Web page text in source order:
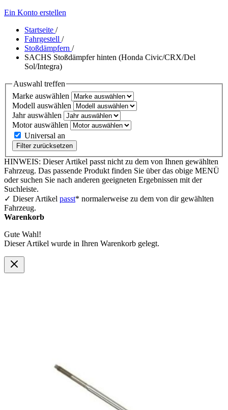
Ein Konto erstellen
Startseite /
Fahrgestell /
Stoßdämpfern /
SACHS Stoßdämpfer hinten (Honda Civic/CRX/Del
Sol/Integra)
Auswahl treffen
Marke auswählen
Modell auswählen
Jahr auswählen
Motor auswählen
Universal an
Filter zurücksetzen
HINWEIS: Dieser Artikel passt nicht zu dem von Ihnen gewählten
Fahrzeug. Das passende Produkt finden Sie über das obige MENÜ
oder suchen Sie nach anderen geeigneten Ergebnissen mit der
Suchleiste.
✓ Dieser Artikel passt* normalerweise zu dem von dir gewählten
Fahrzeug.
Warenkorb
Gute Wahl!
Dieser Artikel wurde in Ihren Warenkorb gelegt.